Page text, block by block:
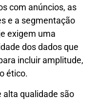
com anúncios, as
e a segmentação
exigem uma
dos dados que
incluir amplitude,
ético.
alta qualidade são